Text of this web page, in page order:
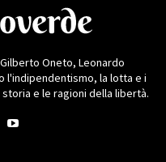
Oneto, Leonardo
l'indipendentismo, la lotta e i
e le ragioni della libertà.